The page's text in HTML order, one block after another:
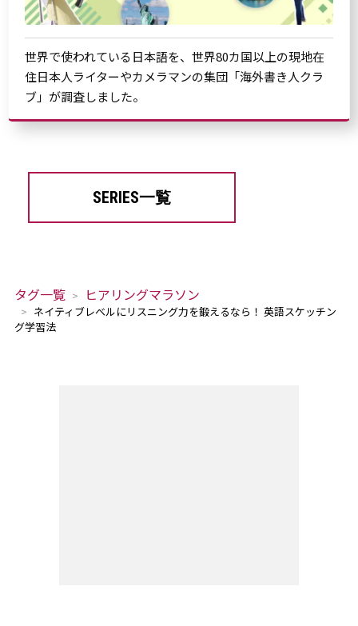
世界で使われている日本語を、世界80カ国以上の現地在
住日本人ライターやカメラマンの集団「海外書き人クラ
ブ」が調査しました。
SERIES一覧
タグ一覧 ヒアリングマラソン
ネイティブレベルにリスニング力を鍛えるなら！ 英語スケッチン
グ学習法